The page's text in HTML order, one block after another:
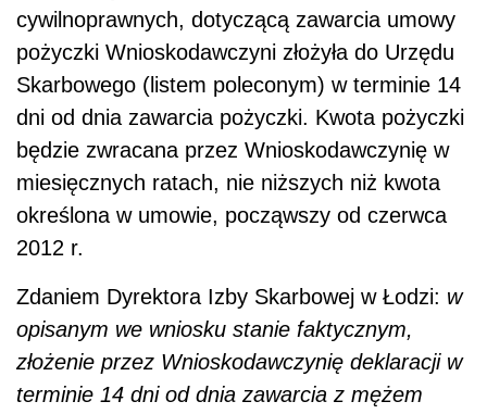
cywilnoprawnych, dotyczącą zawarcia umowy
pożyczki Wnioskodawczyni złożyła do Urzędu
Skarbowego (listem poleconym) w terminie 14
dni od dnia zawarcia pożyczki. Kwota pożyczki
będzie zwracana przez Wnioskodawczynię w
miesięcznych ratach, nie niższych niż kwota
określona w umowie, począwszy od czerwca
2012 r.
Zdaniem Dyrektora Izby Skarbowej w Łodzi: w
opisanym we wniosku stanie faktycznym,
złożenie przez Wnioskodawczynię deklaracji w
terminie 14 dni od dnia zawarcia z mężem